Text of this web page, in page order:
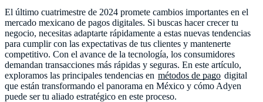
El último cuatrimestre de 2024 promete cambios importantes en el
mercado mexicano de pagos digitales. Si buscas hacer crecer tu
negocio, necesitas adaptarte rápidamente a estas nuevas tendencias
para cumplir con las expectativas de tus clientes y mantenerte
competitivo. Con el avance de la tecnología, los consumidores
demandan transacciones más rápidas y seguras. En este artículo,
exploramos las principales tendencias en métodos de pago digital
que están transformando el panorama en México y cómo Adyen
puede ser tu aliado estratégico en este proceso.